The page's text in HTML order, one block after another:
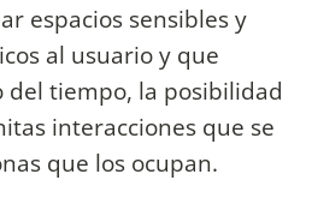
espacios sensibles y
al usuario y que
tiempo, la posibilidad
interacciones que se
que los ocupan.